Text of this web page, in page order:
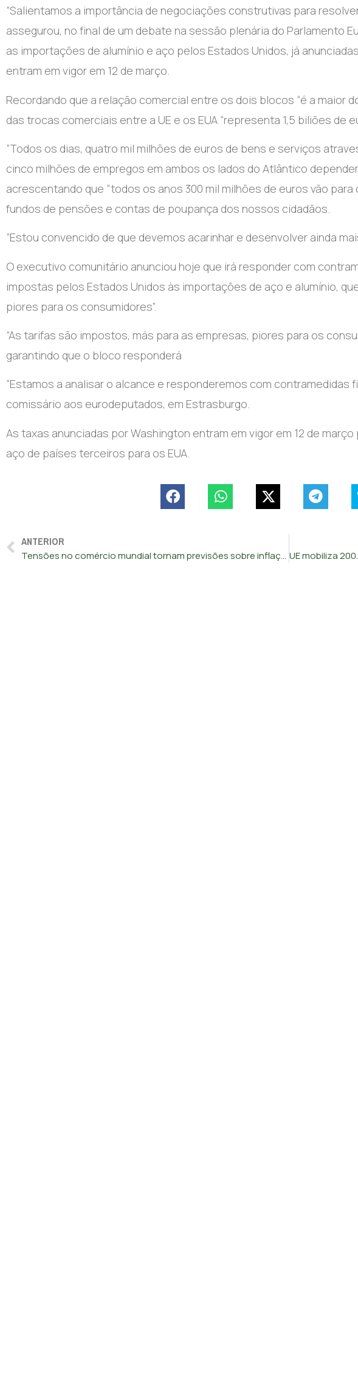
“Salientamos a importância de negociações construtivas para
assegurou, no final de um debate na sessão plenária do Parlamento
as importações de alumínio e aço pelos Estados Unidos, já
entram em vigor em 12 de março.
Recordando que a relação comercial entre os dois blocos “é a maior
das trocas comerciais entre a UE e os EUA “representa 1,5 biliões de
“Todos os dias, quatro mil milhões de euros de bens e serviços
cinco milhões de empregos em ambos os lados do Atlântico
acrescentando que “todos os anos 300 mil milhões de euros vão
fundos de pensões e contas de poupança dos nossos cidadãos.
“Estou convencido de que devemos acarinhar e desenvolver ainda
O executivo comunitário anunciou hoje que irá responder com
impostas pelos Estados Unidos às importações de aço e alumínio,
piores para os consumidores”.
“As tarifas são impostos, más para as empresas, piores para os
garantindo que o bloco responderá
“Estamos a analisar o alcance e responderemos com contramedidas
comissário aos eurodeputados, em Estrasburgo.
As taxas anunciadas por Washington entram em vigor em 12 de
aço de países terceiros para os EUA.
ANTERIOR
Tensões no comércio mundial tornam previsões sobre inflação do euro mais incertas